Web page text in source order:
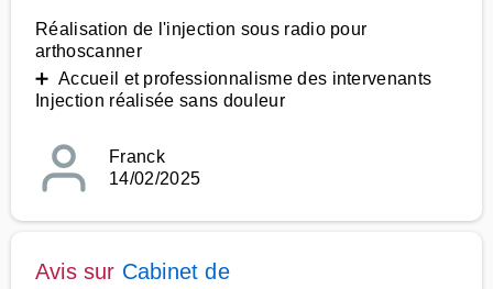
Réalisation de l'injection sous radio pour
arthoscanner
➕ Accueil et professionnalisme des intervenants
Injection réalisée sans douleur
Franck
14/02/2025
Avis sur Cabinet de